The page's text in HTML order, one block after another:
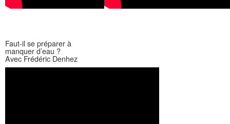
Faut-il se préparer à
manquer d’eau ?
Avec Frédéric Denhez